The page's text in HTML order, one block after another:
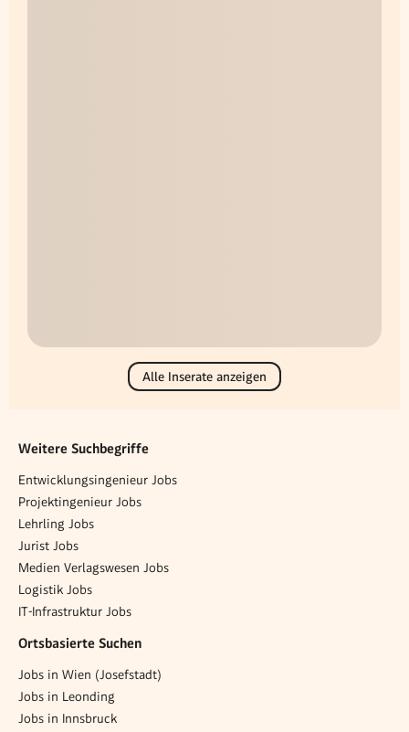
Alle Inserate anzeigen
Weitere Suchbegriffe
Entwicklungsingenieur Jobs
Projektingenieur Jobs
Lehrling Jobs
Jurist Jobs
Medien Verlagswesen Jobs
Logistik Jobs
IT-Infrastruktur Jobs
Ortsbasierte Suchen
Jobs in Wien (Josefstadt)
Jobs in Leonding
Jobs in Innsbruck